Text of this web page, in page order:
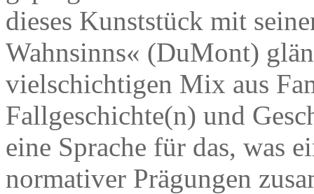
dieses Kunststück mit
Wahnsinns« (DuMont)
vielschichtigen Mix aus
Fallgeschichte(n) und
eine Sprache für das, was
normativer Prägungen